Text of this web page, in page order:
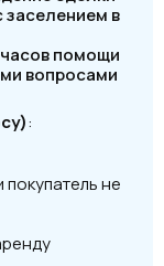
заселением в
помощи
вопросами
:
не